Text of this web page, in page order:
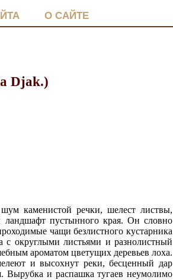
О САЙТЕ
Djak.)
каменистой речки, шелест листвы,
ландшафт пустынного края. Он словно
чащи безлистного кустарника
с округлыми листьями и разнолистный
ароматом цветущих деревьев лоха.
и высохнут реки, бесценный дар
Вырубка и распашка тугаев неумолимо